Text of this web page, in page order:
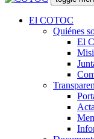
El COTOC
Quiénes
El